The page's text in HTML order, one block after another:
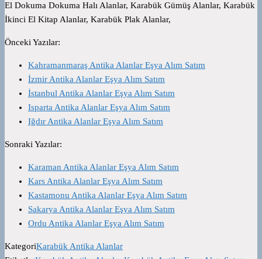
El Dokuma Dokuma Halı Alanlar, Karabük Gümüş Alanlar, Karabük
İkinci El Kitap Alanlar, Karabük Plak Alanlar,
Önceki Yazılar:
Kahramanmaraş Antika Alanlar Eşya Alım Satım
İzmir Antika Alanlar Eşya Alım Satım
İstanbul Antika Alanlar Eşya Alım Satım
Isparta Antika Alanlar Eşya Alım Satım
Iğdır Antika Alanlar Eşya Alım Satım
Sonraki Yazılar:
Karaman Antika Alanlar Eşya Alım Satım
Kars Antika Alanlar Eşya Alım Satım
Kastamonu Antika Alanlar Eşya Alım Satım
Sakarya Antika Alanlar Eşya Alım Satım
Ordu Antika Alanlar Eşya Alım Satım
KategoriKarabük Antika Alanlar